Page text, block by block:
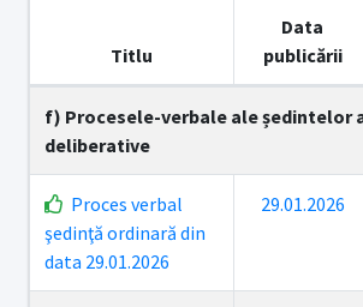
Titlu
Data
publicării
f) Procesele-verbale ale ședintelor
deliberative
Proces verbal
şedinţă ordinară din
data 29.01.2026
29.01.2026